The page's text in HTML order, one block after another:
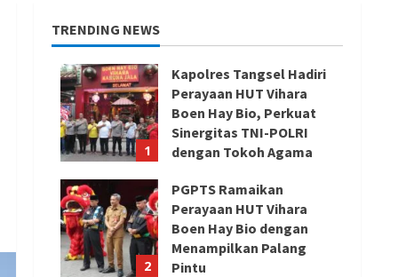
TRENDING NEWS
1
Kapolres Tangsel Hadiri
Perayaan HUT Vihara
Boen Hay Bio, Perkuat
Sinergitas TNI-POLRI
dengan Tokoh Agama
2
PGPTS Ramaikan
Perayaan HUT Vihara
Boen Hay Bio dengan
Menampilkan Palang
Pintu